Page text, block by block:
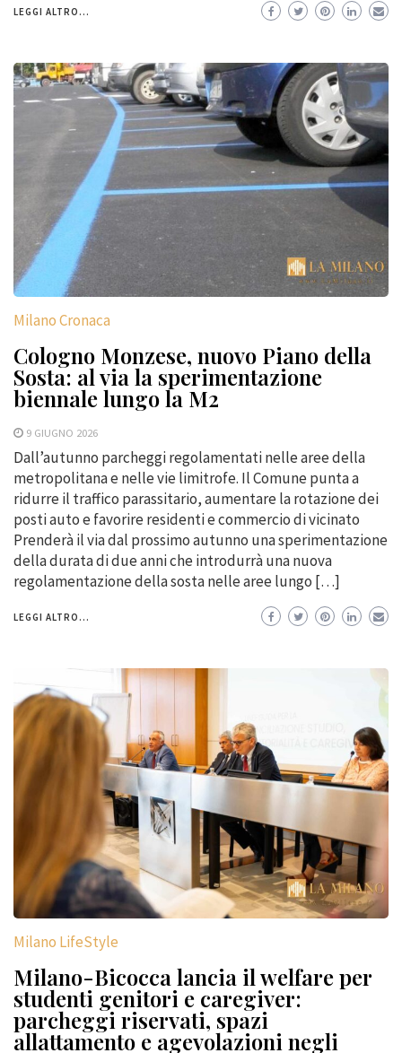
LEGGI ALTRO...
Milano Cronaca
Cologno Monzese, nuovo Piano della
Sosta: al via la sperimentazione
biennale lungo la M2
9 GIUGNO 2026
Dall’autunno parcheggi regolamentati nelle aree della
metropolitana e nelle vie limitrofe. Il Comune punta a
ridurre il traffico parassitario, aumentare la rotazione dei
posti auto e favorire residenti e commercio di vicinato
Prenderà il via dal prossimo autunno una sperimentazione
della durata di due anni che introdurrà una nuova
regolamentazione della sosta nelle aree lungo […]
LEGGI ALTRO...
Milano LifeStyle
Milano-Bicocca lancia il welfare per
studenti genitori e caregiver:
parcheggi riservati, spazi
allattamento e agevolazioni negli